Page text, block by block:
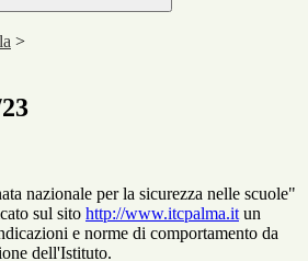
>
nazionale per la sicurezza nelle scuole"
sul sito http://www.itcpalma.it un
e norme di comportamento da
dell'Istituto.